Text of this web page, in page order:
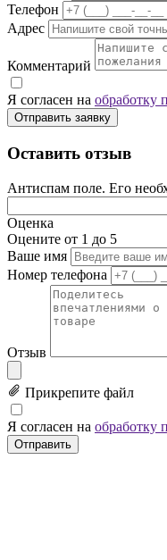
Телефон
Адрес
Комментарий
Я согласен на обработку
Отправить заявку
Оставить отзыв
Антиспам поле. Его
Оценка
Оцените от 1 до 5
Ваше имя
Номер телефона
Отзыв
Прикрепите файл
Я согласен на обработку